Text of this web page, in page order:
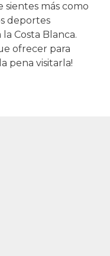
sientes más como
deportes
Costa Blanca.
ofrecer para
pena visitarla!